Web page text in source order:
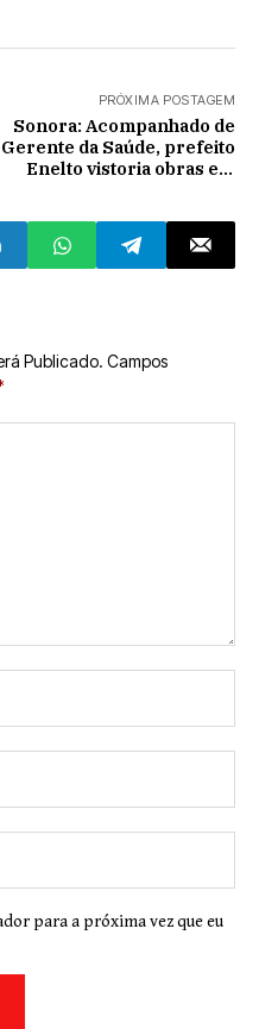
PRÓXIMA POSTAGEM
Sonora: Acompanhado de
Gerente da Saúde, prefeito
Enelto vistoria obras em
Publicado. Campos
para a próxima vez que eu